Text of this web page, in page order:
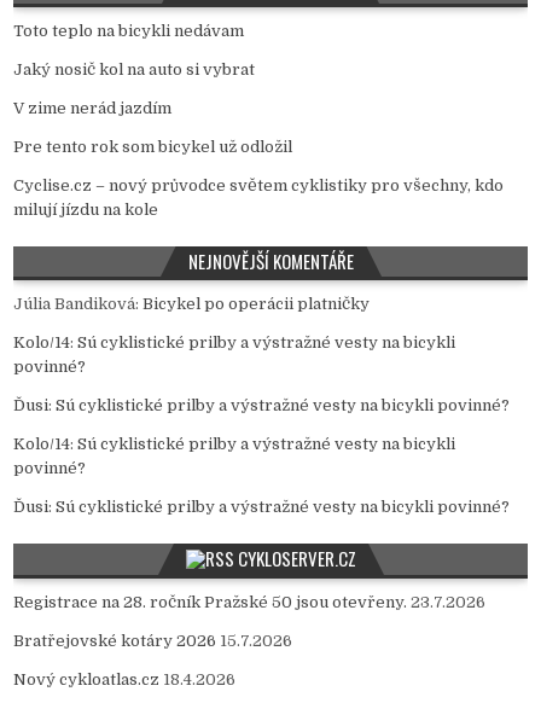
Toto teplo na bicykli nedávam
Jaký nosič kol na auto si vybrat
V zime nerád jazdím
Pre tento rok som bicykel už odložil
Cyclise.cz – nový průvodce světem cyklistiky pro všechny, kdo
milují jízdu na kole
NEJNOVĚJŠÍ KOMENTÁŘE
Júlia Bandiková:Bicykel po operácii platničky
Kolo/14:Sú cyklistické prilby a výstražné vesty na bicykli
povinné?
Ďusi:Sú cyklistické prilby a výstražné vesty na bicykli povinné?
Kolo/14:Sú cyklistické prilby a výstražné vesty na bicykli
povinné?
Ďusi:Sú cyklistické prilby a výstražné vesty na bicykli povinné?
CYKLOSERVER.CZ
Registrace na 28. ročník Pražské 50 jsou otevřeny. 23.7.2026
Bratřejovské kotáry 2026 15.7.2026
Nový cykloatlas.cz 18.4.2026